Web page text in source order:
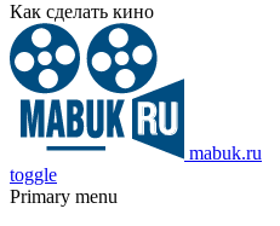
Как сделать кино
mabuk.ru
toggle
Primary menu